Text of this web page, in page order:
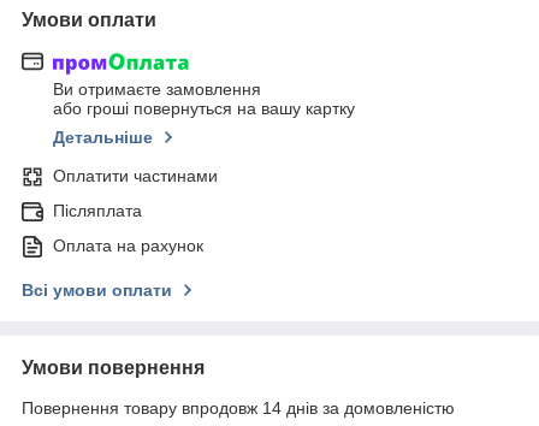
Умови оплати
Ви отримаєте замовлення
або гроші повернуться на вашу картку
Детальніше
Оплатити частинами
Післяплата
Оплата на рахунок
Всі умови оплати
Умови повернення
Повернення товару впродовж 14 днів за домовленістю